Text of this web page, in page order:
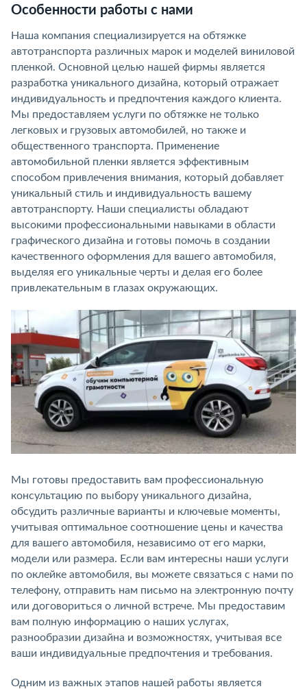
Особенности работы с нами
Наша компания специализируется на обтяжке
автотранспорта различных марок и моделей виниловой
пленкой. Основной целью нашей фирмы является
разработка уникального дизайна, который отражает
индивидуальность и предпочтения каждого клиента.
Мы предоставляем услуги по обтяжке не только
легковых и грузовых автомобилей, но также и
общественного транспорта. Применение
автомобильной пленки является эффективным
способом привлечения внимания, который добавляет
уникальный стиль и индивидуальность вашему
автотранспорту. Наши специалисты обладают
высокими профессиональными навыками в области
графического дизайна и готовы помочь в создании
качественного оформления для вашего автомобиля,
выделяя его уникальные черты и делая его более
привлекательным в глазах окружающих.
Мы готовы предоставить вам профессиональную
консультацию по выбору уникального дизайна,
обсудить различные варианты и ключевые моменты,
учитывая оптимальное соотношение цены и качества
для вашего автомобиля, независимо от его марки,
модели или размера. Если вам интересны наши услуги
по оклейке автомобиля, вы можете связаться с нами по
телефону, отправить нам письмо на электронную почту
или договориться о личной встрече. Мы предоставим
вам полную информацию о наших услугах,
разнообразии дизайна и возможностях, учитывая все
ваши индивидуальные предпочтения и требования.
Одним из важных этапов нашей работы является